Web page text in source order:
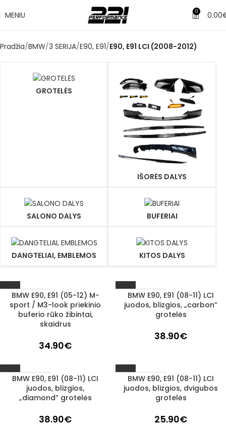
MENIU 0 0.00
Pradžia BMW 3 SERIJA E90, E91 E90, E91 LCI (2008-2012)
GROTELĖS
IŠORĖS DALYS
SALONO DALYS BUFERIAI
DANGTELIAI, EMBLEMOS KITOS DALYS
1–3 D. D.
BMW E90, E91 (05-12) M-
sport / M3-look priekinio
buferio rūko žibintai,
skaidrus
34.90€
1–3 D. D.
BMW E90, E91 (08-11) LCI
juodos, blizgios, „carbon”
grotelės
38.90€
1–3 D. D.
BMW E90, E91 (08-11) LCI
juodos, blizgios,
„diamond” grotelės
38.90€
1–3 D. D.
BMW E90, E91 (08-11) LCI
juodos, blizgios, dvigubos
grotelės
25.90€